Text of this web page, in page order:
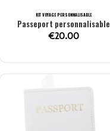
KIT VOYAGE PERSONNALISABLE
Passeport personnalisable
€20.00